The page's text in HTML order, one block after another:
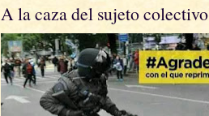
A la caza del sujeto colectivo